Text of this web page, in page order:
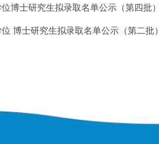
博士研究生拟录取名单公示（第四批）
博士研究生拟录取名单公示（第二批）